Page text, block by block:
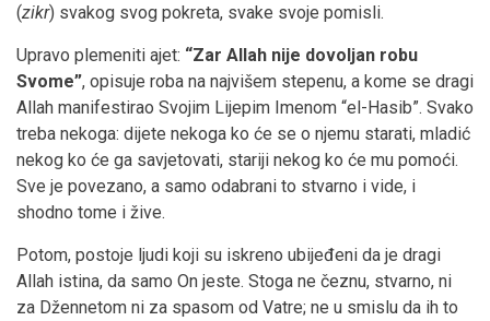
(zikr) svakog svog pokreta, svake svoje pomisli.
Upravo plemeniti ajet: “Zar Allah nije dovoljan robu
Svome”, opisuje roba na najvišem stepenu, a kome se dragi
Allah manifestirao Svojim Lijepim Imenom “el-Hasib”. Svako
treba nekoga: dijete nekoga ko će se o njemu starati, mladić
nekog ko će ga savjetovati, stariji nekog ko će mu pomoći.
Sve je povezano, a samo odabrani to stvarno i vide, i
shodno tome i žive.
Potom, postoje ljudi koji su iskreno ubijeđeni da je dragi
Allah istina, da samo On jeste. Stoga ne čeznu, stvarno, ni
za Džennetom ni za spasom od Vatre; ne u smislu da ih to